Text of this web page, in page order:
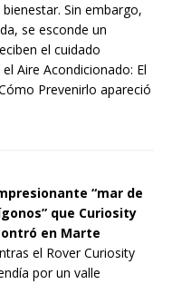
Sin embargo,
se esconde un
el cuidado
Aire Acondicionado: El
Prevenirlo apareció
“mar de
que Curiosity
en Marte
el Rover Curiosity
por un valle